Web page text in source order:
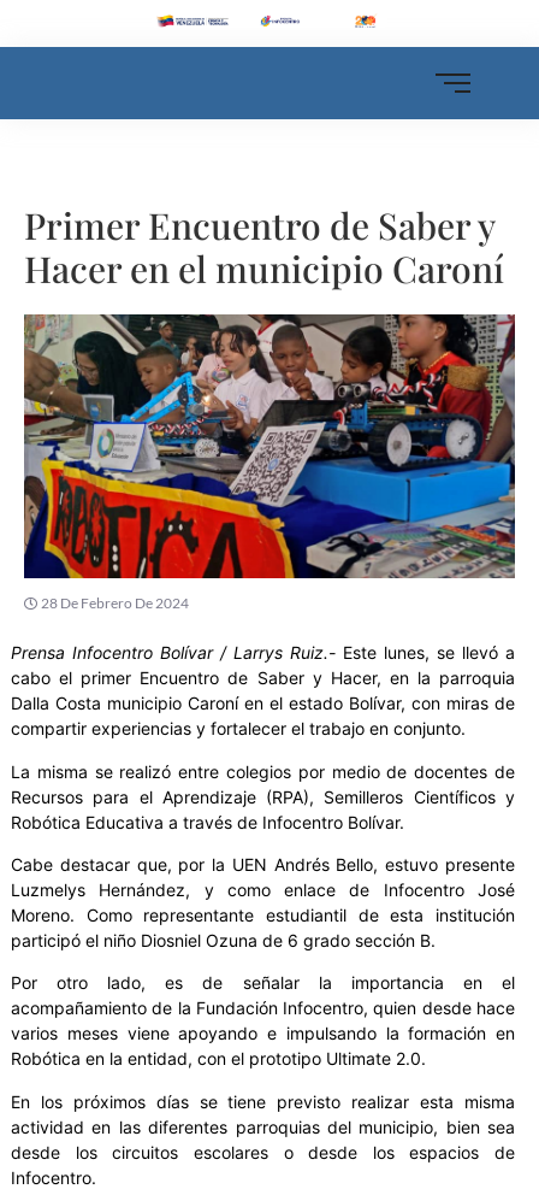
Primer Encuentro de Saber y
Hacer en el municipio Caroní
28 De Febrero De 2024
Prensa Infocentro Bolívar / Larrys Ruiz.- Este lunes, se llevó a
cabo el primer Encuentro de Saber y Hacer, en la parroquia
Dalla Costa municipio Caroní en el estado Bolívar, con miras de
compartir experiencias y fortalecer el trabajo en conjunto.
La misma se realizó entre colegios por medio de docentes de
Recursos para el Aprendizaje (RPA), Semilleros Científicos y
Robótica Educativa a través de Infocentro Bolívar.
Cabe destacar que, por la UEN Andrés Bello, estuvo presente
Luzmelys Hernández, y como enlace de Infocentro José
Moreno. Como representante estudiantil de esta institución
participó el niño Diosniel Ozuna de 6 grado sección B.
Por otro lado, es de señalar la importancia en el
acompañamiento de la Fundación Infocentro, quien desde hace
varios meses viene apoyando e impulsando la formación en
Robótica en la entidad, con el prototipo Ultimate 2.0.
En los próximos días se tiene previsto realizar esta misma
actividad en las diferentes parroquias del municipio, bien sea
desde los circuitos escolares o desde los espacios de
Infocentro.